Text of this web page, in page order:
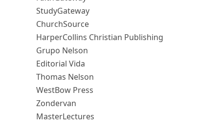
StudyGateway
ChurchSource
HarperCollins Christian Publishing
Grupo Nelson
Editorial Vida
Thomas Nelson
WestBow Press
Zondervan
MasterLectures